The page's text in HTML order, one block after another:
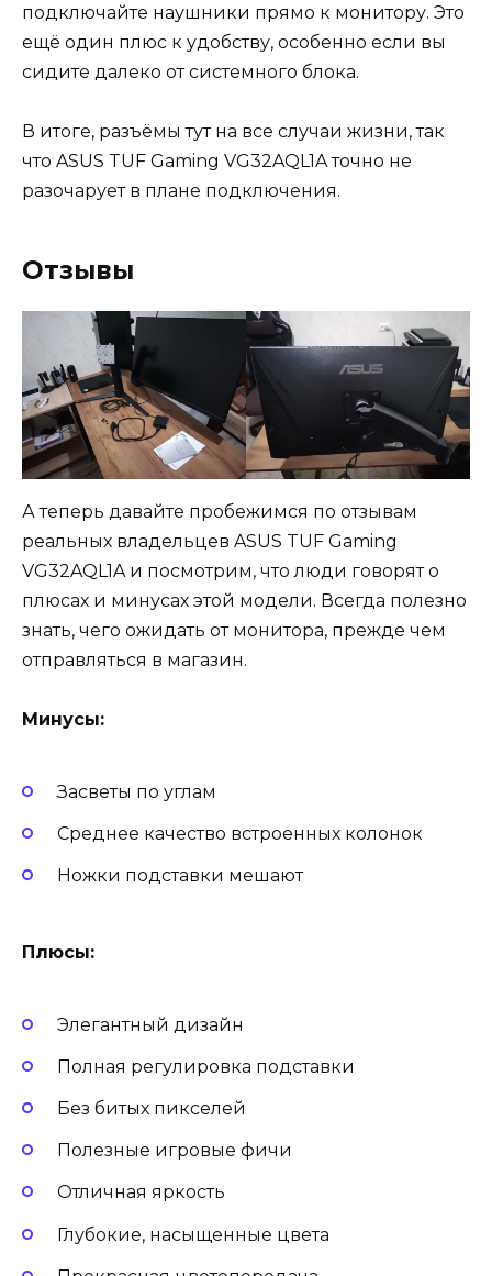
подключайте наушники прямо к монитору. Это
ещё один плюс к удобству, особенно если вы
сидите далеко от системного блока.
В итоге, разъёмы тут на все случаи жизни, так
что ASUS TUF Gaming VG32AQL1A точно не
разочарует в плане подключения.
Отзывы
А теперь давайте пробежимся по отзывам
реальных владельцев ASUS TUF Gaming
VG32AQL1A и посмотрим, что люди говорят о
плюсах и минусах этой модели. Всегда полезно
знать, чего ожидать от монитора, прежде чем
отправляться в магазин.
Минусы:
Засветы по углам
Среднее качество встроенных колонок
Ножки подставки мешают
Плюсы:
Элегантный дизайн
Полная регулировка подставки
Без битых пикселей
Полезные игровые фичи
Отличная яркость
Глубокие, насыщенные цвета